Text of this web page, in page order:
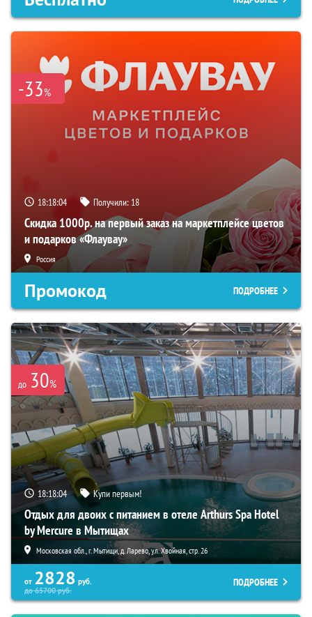
-33%
18:18:03 Получили: 18
Скидка 1000р. на первый заказ на маркетплейсе цветов
и подарков «Флаувау»
Россия
Промокод ПОДРОБНЕЕ
до 30%
18:18:03 Купи первым!
Отдых для двоих с питанием в отеле Arthurs Spa Hotel
by Mercure в Мытищах
Московская обл., г. Мытищи, д. Ларево, ул. Хвойная, стр. 26
от 2828 руб.
до65700руб.
ПОДРОБНЕЕ